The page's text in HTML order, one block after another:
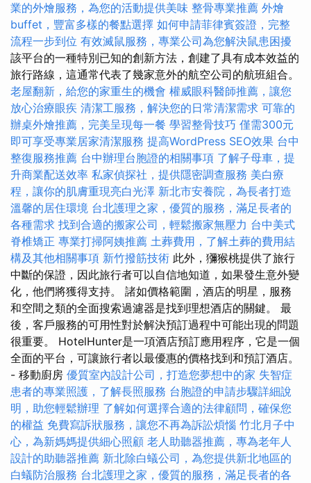
業的外燴服務，為您的活動提供美味 整骨專業推薦 外燴
buffet，豐富多樣的餐點選擇 如何申請菲律賓簽證，完整
流程一步到位 有效滅鼠服務，專業公司為您解決鼠患困擾
該平台的一種特別已知的創新方法，創建了具有成本效益的
旅行路線，這通常代表了幾家意外的航空公司的航班組合。
老屋翻新，給您的家重生的機會 權威眼科醫師推薦，讓您
放心治療眼疾 清潔工服務，解決您的日常清潔需求 可靠的
辦桌外燴推薦，完美呈現每一餐 學習整骨技巧 僅需300元
即可享受專業居家清潔服務 提高WordPress SEO效果 台中
整復服務推薦 台中辦理台胞證的相關事項 了解子母車，提
升商業配送效率 私家偵探社，提供隱密調查服務 美白療
程，讓你的肌膚重現亮白光澤 新北市安養院，為長者打造
溫馨的居住環境 台北護理之家，優質的服務，滿足長者的
各種需求 找到合適的搬家公司，輕鬆搬家無壓力 台中美式
脊椎矯正 專業打掃阿姨推薦 土葬費用，了解土葬的費用結
構及其他相關事項 新竹撥筋技術 此外，獼猴桃提供了旅行
中斷的保證，因此旅行者可以自信地知道，如果發生意外變
化，他們將獲得支持。 諸如價格範圍，酒店的明星，服務
和空間之類的全面搜索過濾器是找到理想酒店的關鍵。 最
後，客戶服務的可用性對於解決預訂過程中可能出現的問題
很重要。 HotelHunter是一項酒店預訂應用程序，它是一個
全面的平台，可讓旅行者以最優惠的價格找到和預訂酒店。
- 移動廚房 優質室內設計公司，打造您夢想中的家 失智症
患者的專業照護，了解長照服務 台胞證的申請步驟詳細說
明，助您輕鬆辦理 了解如何選擇合適的法律顧問，確保您
的權益 免費寫訴狀服務，讓您不再為訴訟煩惱 竹北月子中
心，為新媽媽提供細心照顧 老人助聽器推薦，專為老年人
設計的助聽器推薦 新北除白蟻公司，為您提供新北地區的
白蟻防治服務 台北護理之家，優質的服務，滿足長者的各